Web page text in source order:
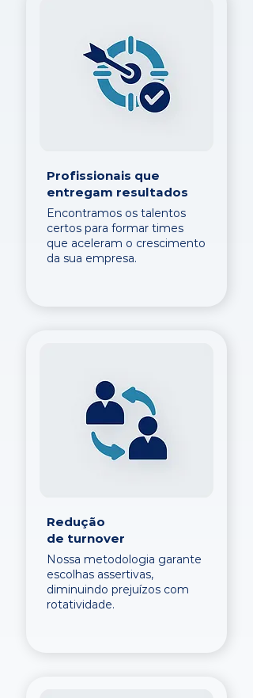
Profissionais que
entregam resultados
Encontramos os talentos
certos para formar times
que aceleram o crescimento
da sua empresa.
Redução
de turnover
Nossa metodologia garante
escolhas assertivas,
diminuindo prejuízos com
rotatividade.